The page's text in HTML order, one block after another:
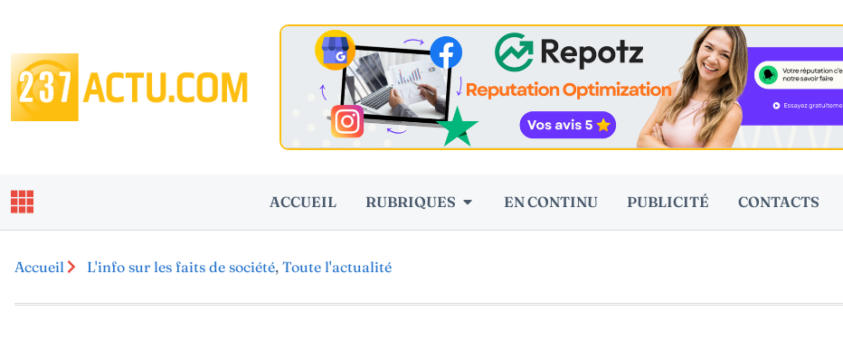
ACCUEIL RUBRIQUES EN CONTINU PUBLICITÉ CONTACTS
Accueil L'info sur les faits de société, Toute l'actualité